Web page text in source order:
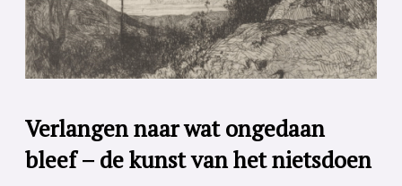
Verlangen naar wat ongedaan
bleef – de kunst van het nietsdoen